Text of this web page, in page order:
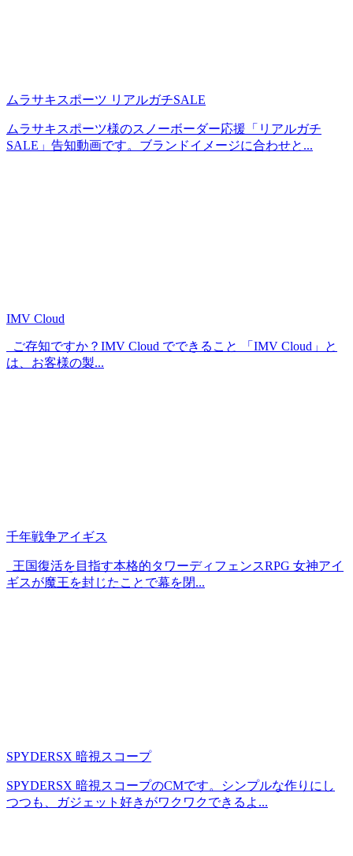
ムラサキスポーツ リアルガチSALE
ムラサキスポーツ様のスノーボーダー応援「リアルガチ
SALE」告知動画です。ブランドイメージに合わせと...
IMV Cloud
ご存知ですか？IMV Cloud でできること 「IMV Cloud」と
は、お客様の製...
千年戦争アイギス
王国復活を目指す本格的タワーディフェンスRPG 女神アイ
ギスが魔王を封じたことで幕を閉...
SPYDERSX 暗視スコープ
SPYDERSX 暗視スコープのCMです。シンプルな作りにし
つつも、ガジェット好きがワクワクできるよ...